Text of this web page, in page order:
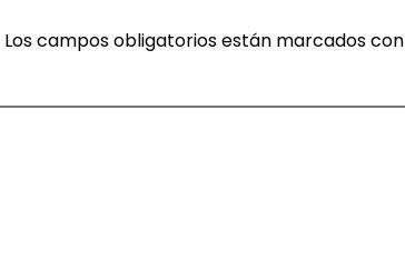
Los campos obligatorios están marcados con